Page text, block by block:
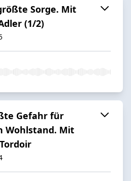
Sorge. Mit
(1/2)
Gefahr für
Wohlstand. Mit